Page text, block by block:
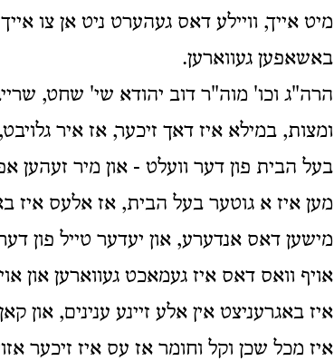
מיט אייך, וויילע דאס געהערט ניט אן צו
באשאפען געווארען.
הרה"ג וכו' מוה"ר דוב יהודא שי' שחט,
ומצות, במילא איז דאך זיכער, אז איר
בעל הבית פון דער וועלט - און מיר זעהען
מען איז א גוטער בעל הבית, אז אלעס איז
מישען דאס אנדערע, און יעדער טייל פון
אויף וואס דאס איז געמאכט געווארען און
איז באגרעניצט אין אלע זיינע ענינים, און
איז מכל שכן וקל וחומר אז עס איז זיכער